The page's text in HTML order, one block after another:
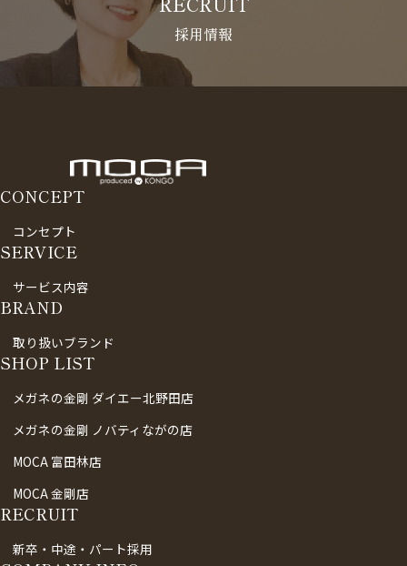
採用情報
CONCEPT
コンセプト
SERVICE
サービス内容
BRAND
取り扱いブランド
SHOP LIST
メガネの金剛 ダイエー北野田店
メガネの金剛 ノバティながの店
MOCA 富田林店
MOCA 金剛店
RECRUIT
新卒・中途・パート採用